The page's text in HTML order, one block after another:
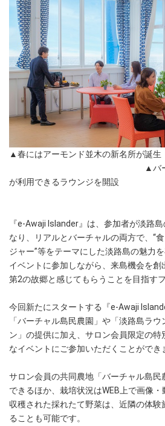
▲春にはアーモンド並木の新名所が誕生
▲バーチャル島民
が利用できるラウンジを開設
『e-Awaji Islander』は、参加者が淡路
なり、リアルとバーチャルの両方で、“
ジャー”等をテーマにした淡路島の魅力
イベントに参加しながら、来島機会を創
第2の故郷と感じてもらうことを目指す
今回新たにスタートする『e-Awaji
「バーチャル島民農園」や「淡路島ラ
ン」の提供に加え、サロン会員限定の特
なイベントにご参加いただくことができ
サロン会員の共同農地「バーチャル島
できるほか、栽培状況はWEB上で画像
収穫された採れたて野菜は、近隣の体験
ることも可能です。